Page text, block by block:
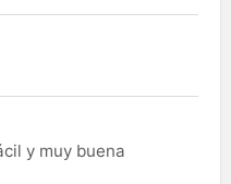
y muy buena